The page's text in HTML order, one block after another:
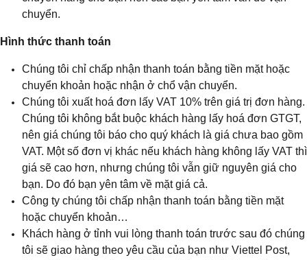
chuyển.
Hình thức thanh toán
Chúng tôi chỉ chấp nhận thanh toán bằng tiền mặt hoặc
chuyển khoản hoặc nhận ở chổ vận chuyển.
Chúng tôi xuất hoá đơn lấy VAT 10% trên giá trị đơn hàng.
Chúng tôi không bắt buộc khách hàng lấy hoá đơn GTGT,
nên giá chúng tôi báo cho quý khách là giá chưa bao gồm
VAT. Một số đơn vị khác nếu khách hàng không lấy VAT thì
giá sẽ cao hơn, nhưng chúng tôi vẫn giữ nguyên giá cho
bạn. Do đó bạn yên tâm về mặt giá cả.
Công ty chúng tôi chấp nhận thanh toán bằng tiền mặt
hoặc chuyển khoản…
Khách hàng ở tỉnh vui lòng thanh toán trước sau đó chúng
tôi sẽ giao hàng theo yêu cầu của bạn như Viettel Post,